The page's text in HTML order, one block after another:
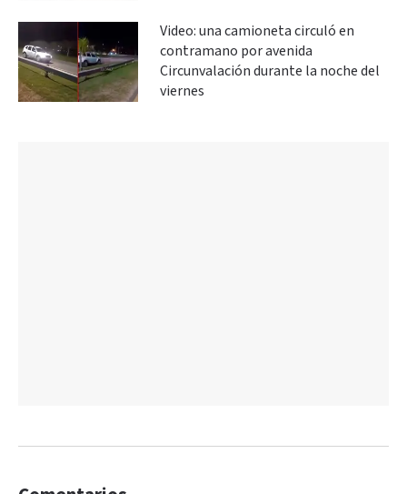
Video: una camioneta circuló en
contramano por avenida
Circunvalación durante la noche del
viernes